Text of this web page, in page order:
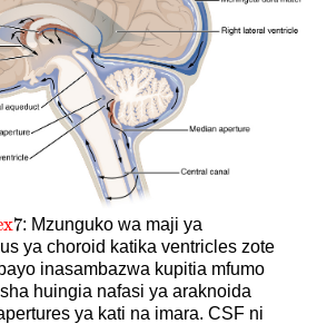
7
7: Mzunguko wa maji ya
ya choroid katika ventricles zote
inasambazwa kupitia mfumo
huingia nafasi ya araknoida
ya kati na imara. CSF ni